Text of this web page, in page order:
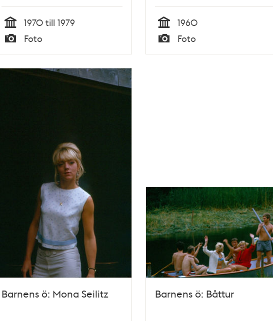
Tid
1970 till 1979
Typ
Foto
håller kamera och blixt i
bakgrunden
Tid
1960
Typ
Foto
Barnens ö: Mona Seilitz Barnens ö: Båttur